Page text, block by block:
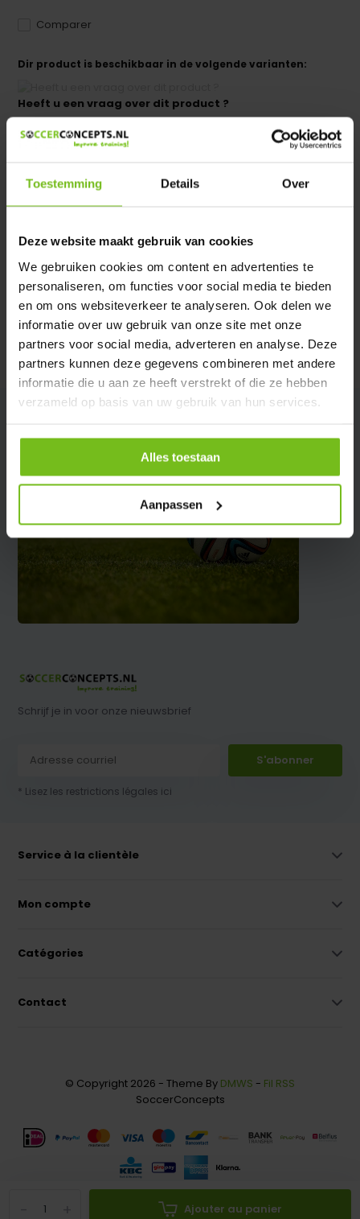
Toestemming Details Over
Deze website maakt gebruik van cookies
We gebruiken cookies om content en advertenties te
personaliseren, om functies voor social media te bieden
en om ons websiteverkeer te analyseren. Ook delen we
informatie over uw gebruik van onze site met onze
partners voor social media, adverteren en analyse. Deze
partners kunnen deze gegevens combineren met andere
informatie die u aan ze heeft verstrekt of die ze hebben
verzameld op basis van uw gebruik van hun services.
Alles toestaan
Aanpassen
Ajouter au panier
Comparer
Dir product is beschikbaar in de volgende varianten:
Heeft u een vraag over dit product ?
We helpen u graag met meer informatie
Verstuur email
Description du produit
Évaluations
Partager
Schrijf je in voor onze nieuwsbrief
S'abonner
* Lisez les restrictions légales ici
Service à la clientèle
Mon compte
Catégories
Contact
© Copyright 2026 - Theme By DMWS - Fil RSS
SoccerConcepts